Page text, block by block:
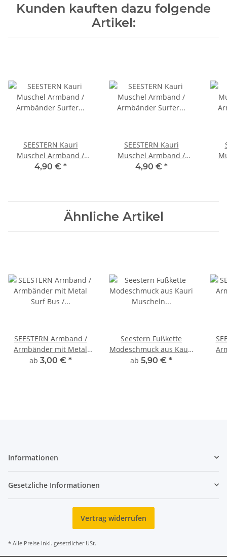
Kunden kauften dazu folgende
Artikel:
SEESTERN Kauri
Muschel Armband /
Armbänder Surfer Shell
4,90 € *
SEESTERN Kauri
Muschel Armband /
Armbänder Surfer Shell
4,90 € *
Ähnliche Artikel
SEESTERN Armband /
Armbänder mit Metal
Surf Bus / Bully Design
ab 3,00 € *
Seestern Fußkette
Modeschmuck aus Kauri
Muscheln Surfer Shell
ab 5,90 € *
Informationen
Gesetzliche Informationen
Vertrag widerrufen
* Alle Preise inkl. gesetzlicher USt.